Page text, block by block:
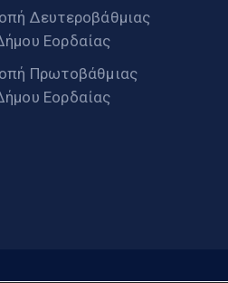
Δευτεροβάθμιας
Εορδαίας
Πρωτοβάθμιας
Εορδαίας